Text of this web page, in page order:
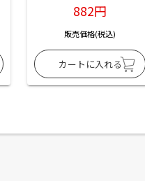
882円
販売価格(税込)